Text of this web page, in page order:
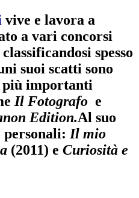
vive e lavora a
a vari concorsi
spesso
suoi scatti sono
importanti
Il Fotografo e
Edition.Al suo
personali: Il mio
(2011) e Curiosità e